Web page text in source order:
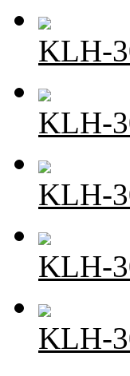
KLH-
KLH-
KLH-
KLH-
KLH-